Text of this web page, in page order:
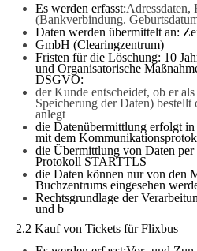
Es werden erfasst:Adressdaten,
(Bankverbindung.
Daten werden übermittelt an:
GmbH (Clearingzentrum)
Fristen für die Löschung: 10
und Organisatorische
DSGVO:
der Kunde entscheidet, ob er
Speicherung der Daten)
anlegt
die Datenübermittlung erfolgt
mit dem
die Übermittlung von Daten
Protokoll STARTTLS
die Daten können nur von den
Buchzentrums eingesehen
Rechtsgrundlage der
und b
2.2 Kauf von Tickets für Flixbus